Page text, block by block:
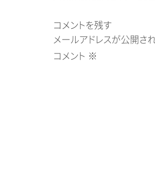
コメントを残す
メールアドレスが公開さ
コメント ※